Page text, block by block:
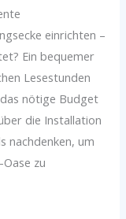
einrichten –
Ein bequemer
Lesestunden
nötige Budget
die Installation
nachdenken, um
zu